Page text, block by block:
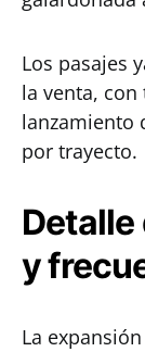
Los pasajes
la venta,
lanzamiento
por trayecto.
Detalle
y
La